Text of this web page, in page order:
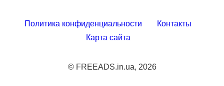
Политика конфиденциальности
Контакты
Карта сайта
© FREEADS.in.ua, 2026